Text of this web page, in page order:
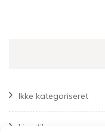
Ikke kategoriseret
Livsstil